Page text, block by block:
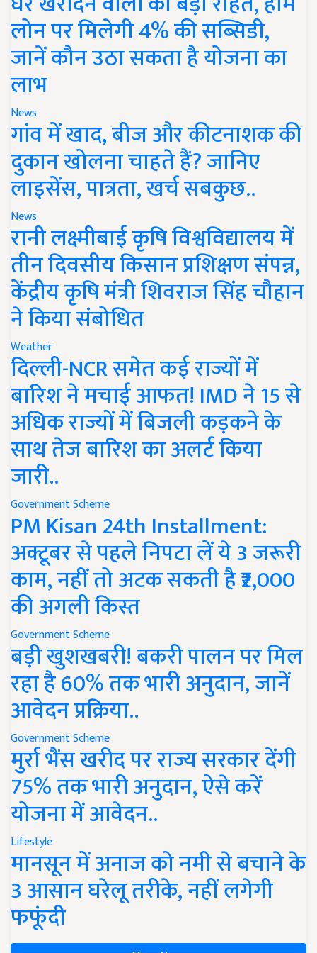
लोन पर मिलेगी 4% की सब्सिडी,
जानें कौन उठा सकता है योजना का
लाभ
News
गांव में खाद, बीज और कीटनाशक की
दुकान खोलना चाहते हैं? जानिए
लाइसेंस, पात्रता, खर्च सबकुछ..
News
रानी लक्ष्मीबाई कृषि विश्वविद्यालय में
तीन दिवसीय किसान प्रशिक्षण संपन्न,
केंद्रीय कृषि मंत्री शिवराज सिंह चौहान
ने किया संबोधित
Weather
दिल्ली-NCR समेत कई राज्यों में
बारिश ने मचाई आफत! IMD ने 15 से
अधिक राज्यों में बिजली कड़कने के
साथ तेज बारिश का अलर्ट किया
जारी..
Government Scheme
PM Kisan 24th Installment:
अक्टूबर से पहले निपटा लें ये 3 जरूरी
काम, नहीं तो अटक सकती है ₹2,000
की अगली किस्त
Government Scheme
बड़ी खुशखबरी! बकरी पालन पर मिल
रहा है 60% तक भारी अनुदान, जानें
आवेदन प्रक्रिया..
Government Scheme
मुर्रा भैंस खरीद पर राज्य सरकार देंगी
75% तक भारी अनुदान, ऐसे करें
योजना में आवेदन..
Lifestyle
मानसून में अनाज को नमी से बचाने के
3 आसान घरेलू तरीके, नहीं लगेगी
फफूंदी